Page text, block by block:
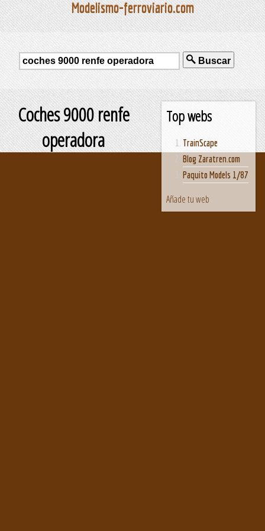
Modelismo-ferroviario.com
Buscar
Top webs
TrainScape
Blog Zaratren.com
Paquito Models 1/87
Añade tu web
Coches 9000 renfe
operadora